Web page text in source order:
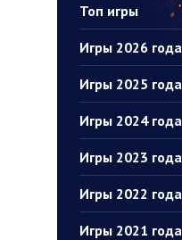
Топ игры
Игры 2026 года
Игры 2025 года
Игры 2024 года
Игры 2023 года
Игры 2022 года
Игры 2021 года